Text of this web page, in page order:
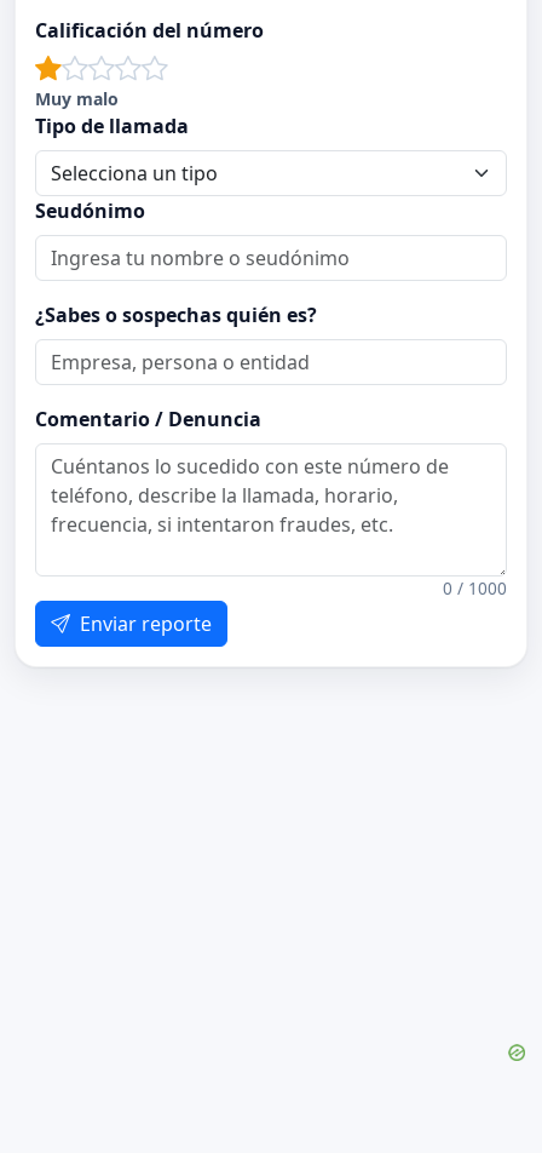
Calificación del número
Muy malo
Tipo de llamada
Seudónimo
¿Sabes o sospechas quién es?
Comentario / Denuncia
0 / 1000
Enviar reporte